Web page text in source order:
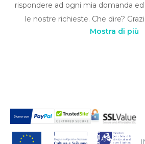
rispondere ad ogni mia domanda
le nostre richieste. Che dire?
Mostra di più